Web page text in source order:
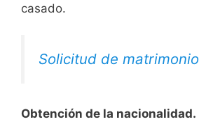
casado.
Solicitud de matrimonio
Obtención de la nacionalidad.